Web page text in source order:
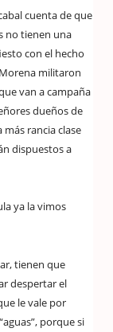
cuenta de que
no tienen una
con el hecho
militaron
van a campaña
dueños de
más rancia clase
dispuestos a
ya la vimos
tienen que
despertar el
le vale por
porque si